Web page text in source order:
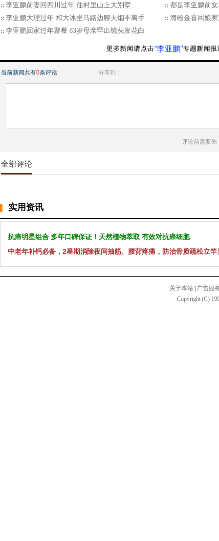
李亚鹏前妻回四川过年 住村里山上大别墅....
都是李亚鹏前
李亚鹏大理过年 和大冰坐马路边聊天烟不离手
海哈金喜回娘
李亚鹏回家过年聚餐 83岁母亲罕出镜头发花白
“李亚鹏”
当前新闻共有0条评论 分享到：
评论前需要先
全部评论
实用资讯
抗癌明星组合 多年口碑保证！天然植物萃取 有效对抗癌细胞
中老年补钙必备，2星期消除夜间抽筋、腰背疼痛，防治骨质疏松立竿
关于本站
广告服
Copyright (C)